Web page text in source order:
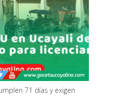
71 días y exigen